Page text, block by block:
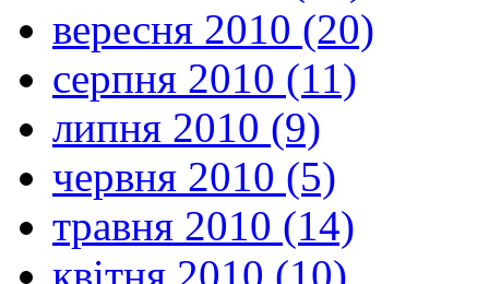
вересня 2010 (20)
серпня 2010 (11)
липня 2010 (9)
червня 2010 (5)
травня 2010 (14)
квітня 2010 (10)